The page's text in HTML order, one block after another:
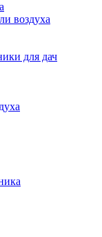
воздуха
для дач